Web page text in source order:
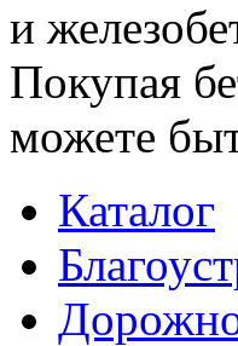
и
Покупая
можете
Каталог